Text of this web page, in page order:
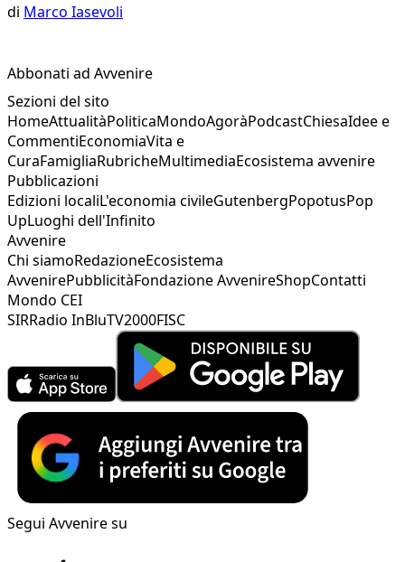
di Marco Iasevoli
Abbonati ad Avvenire
Sezioni del sito
HomeAttualitàPoliticaMondoAgoràPodcastChiesaIdee e
CommentiEconomiaVita e
CuraFamigliaRubricheMultimediaEcosistema avvenire
Pubblicazioni
Edizioni localiL'economia civileGutenbergPopotusPop
UpLuoghi dell'Infinito
Avvenire
Chi siamoRedazioneEcosistema
AvvenirePubblicitàFondazione AvvenireShopContatti
Mondo CEI
SIRRadio InBluTV2000FISC
Segui Avvenire su